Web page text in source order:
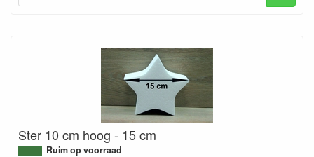
Ster 10 cm hoog - 15 cm
Ruim op voorraad